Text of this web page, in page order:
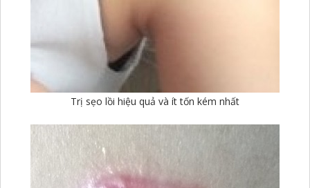
Trị sẹo lồi hiệu quả và ít tốn kém nhất